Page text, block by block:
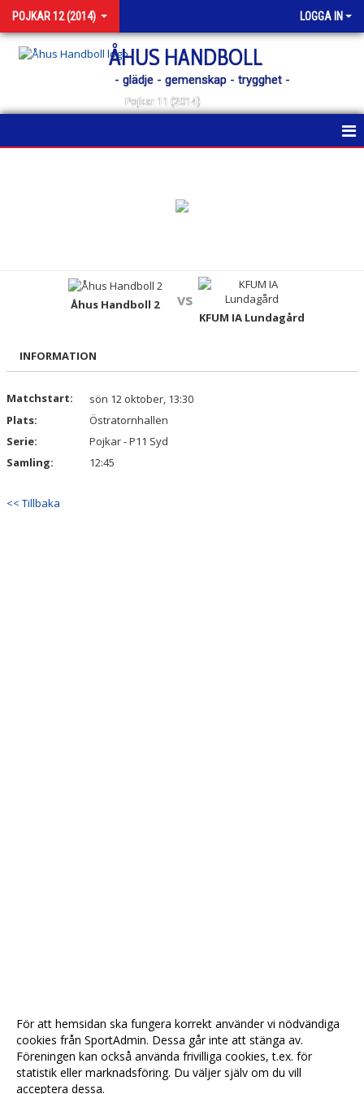
POJKAR 12 (2014) LOGGA IN
ÅHUS HANDBOLL
- glädje - gemenskap - trygghet -
Pojkar 11 (2014)
DOKUMENT
Åhus Handboll 2 vs
KFUM IA Lundagård
INFORMATION
Matchstart:
sön 12 oktober, 13:30
Plats:
Östratornhallen
Serie:
Pojkar - P11 Syd
Samling:
12:45
<< Tillbaka
För att hemsidan ska fungera korrekt använder vi nödvändiga
cookies från SportAdmin. Dessa går inte att stänga av.
Föreningen kan också använda frivilliga cookies, t.ex. för
statistik eller marknadsföring. Du väljer själv om du vill
acceptera dessa.